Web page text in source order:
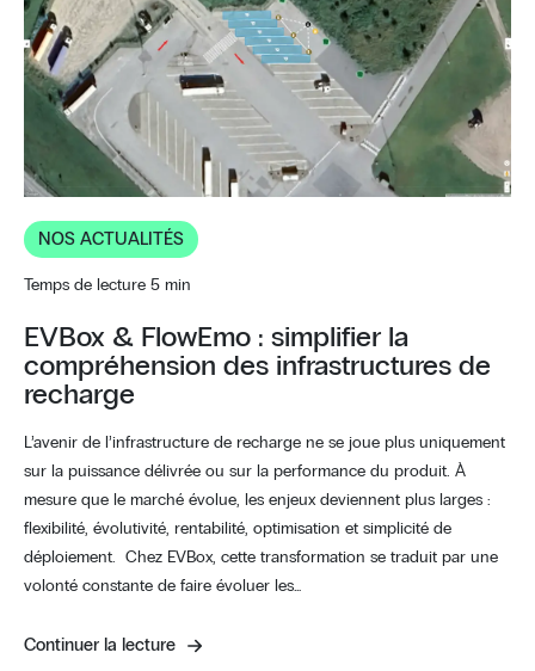
NOS ACTUALITÉS
Temps de lecture 5 min
EVBox & FlowEmo : simplifier la
compréhension des infrastructures de
recharge
L’avenir de l’infrastructure de recharge ne se joue plus uniquement
sur la puissance délivrée ou sur la performance du produit. À
mesure que le marché évolue, les enjeux deviennent plus larges :
flexibilité, évolutivité, rentabilité, optimisation et simplicité de
déploiement. Chez EVBox, cette transformation se traduit par une
volonté constante de faire évoluer les…
Continuer la lecture